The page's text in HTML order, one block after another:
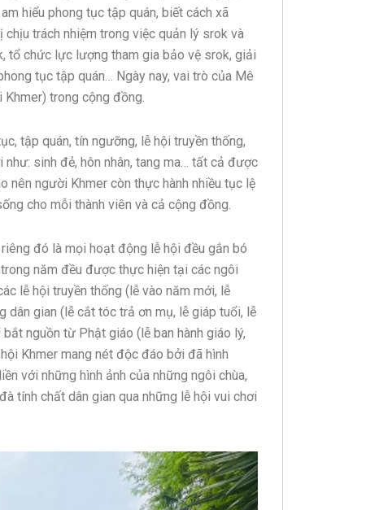
hiểu phong tục tập quán, biết cách xã
trách nhiệm trong việc quản lý srok và
tổ chức lực lượng tham gia bảo vệ srok, giải
tục tập quán… Ngày nay, vai trò của Mê
trong cộng đồng.
tập quán, tín ngưỡng, lễ hội truyền thống,
sinh đẻ, hôn nhân, tang ma… tất cả được
nên người Khmer còn thực hành nhiều tục lệ
cho mỗi thành viên và cả cộng đồng.
đó là mọi hoạt động lễ hội đều gắn bó
năm đều được thực hiện tại các ngôi
lễ hội truyền thống (lễ vào năm mới, lễ
dân gian (lễ cắt tóc trả ơn mụ, lễ giáp tuổi, lễ
nguồn từ Phật giáo (lễ ban hành giáo lý,
Khmer mang nét độc đáo bởi đã hình
với những hình ảnh của những ngôi chùa,
tính chất dân gian qua những lễ hội vui chơi